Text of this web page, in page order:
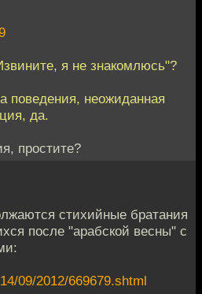
я не знакомлюсь"?
поведения, неожиданная
да.
простите?
стихийные братания
после "арабской весны" с
09/2012/669679.shtml